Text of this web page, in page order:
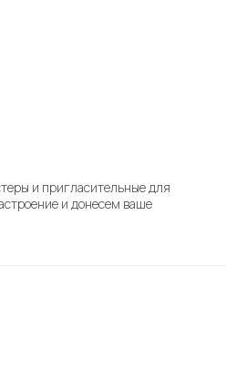
и пригласительные для
и донесем ваше